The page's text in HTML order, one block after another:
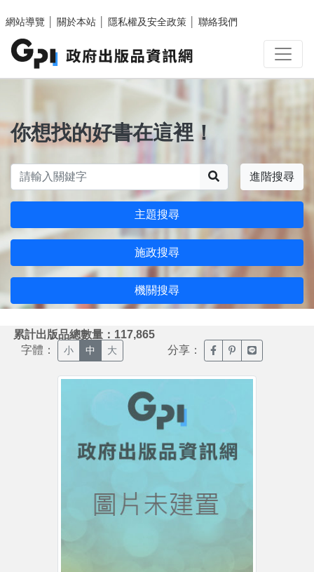
網站導覽
關於本站 隱私權及安全政策 聯絡我們
你想找的好書在這裡！
進階搜尋
主題搜尋
施政搜尋
機關搜尋
累計出版品總數量：117,865
字體： 小 中 大 分享： 臉書分享(另開新視窗)
噗浪分享(另開新
Line分享(另